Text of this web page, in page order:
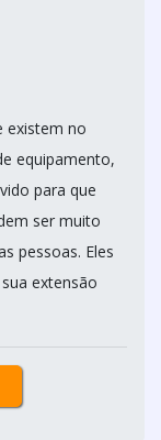
existem no
equipamento,
para que
ser muito
pessoas. Eles
extensão